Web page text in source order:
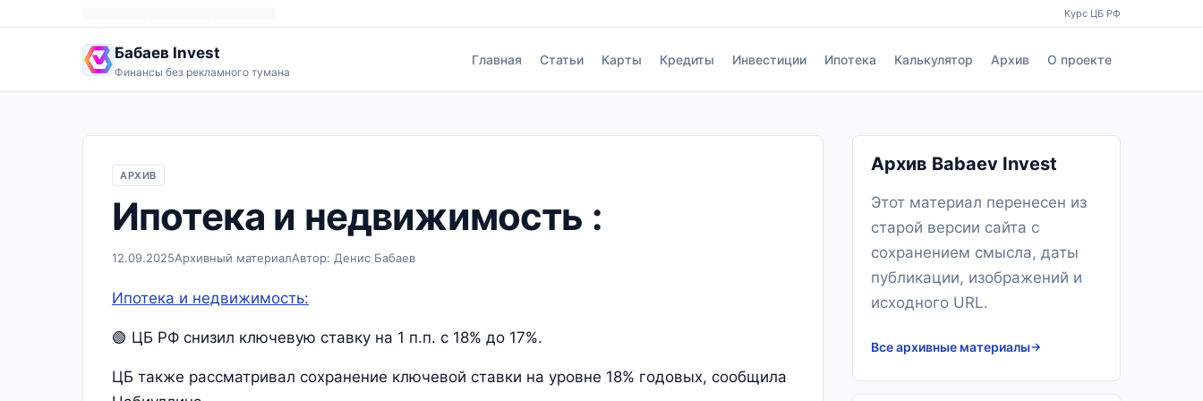
Курс ЦБ РФ
Бабаев Invest
Финансы без рекламного тумана
Главная Статьи Карты Кредиты Инвестиции Ипотека Калькулятор Архив О проекте
АРХИВ
Ипотека и недвижимость :
12.09.2025Архивный материалАвтор: Денис Бабаев
Ипотека и недвижимость:
🟢 ЦБ РФ снизил ключевую ставку на 1 п.п. с 18% до 17%.
ЦБ также рассматривал сохранение ключевой ставки на уровне 18% годовых, сообщила
Архив Babaev Invest
Этот материал перенесен из
старой версии сайта с
сохранением смысла, даты
публикации, изображений и
исходного URL.
Все архивные материалы